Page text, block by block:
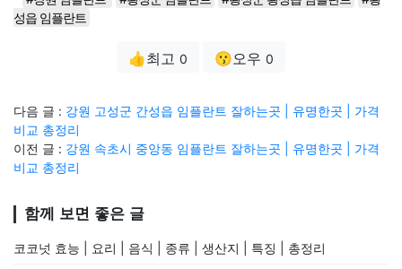
성읍 임플란트
👍최고 0 😗오우 0
다음 글 : 강원 고성군 간성읍 임플란트 잘하는곳 | 유명한곳 | 가격
비교 총정리
이전 글 : 강원 속초시 중앙동 임플란트 잘하는곳 | 유명한곳 | 가격
비교 총정리
함께 보면 좋은 글
코코넛 효능 | 요리 | 음식 | 종류 | 생산지 | 특징 | 총정리